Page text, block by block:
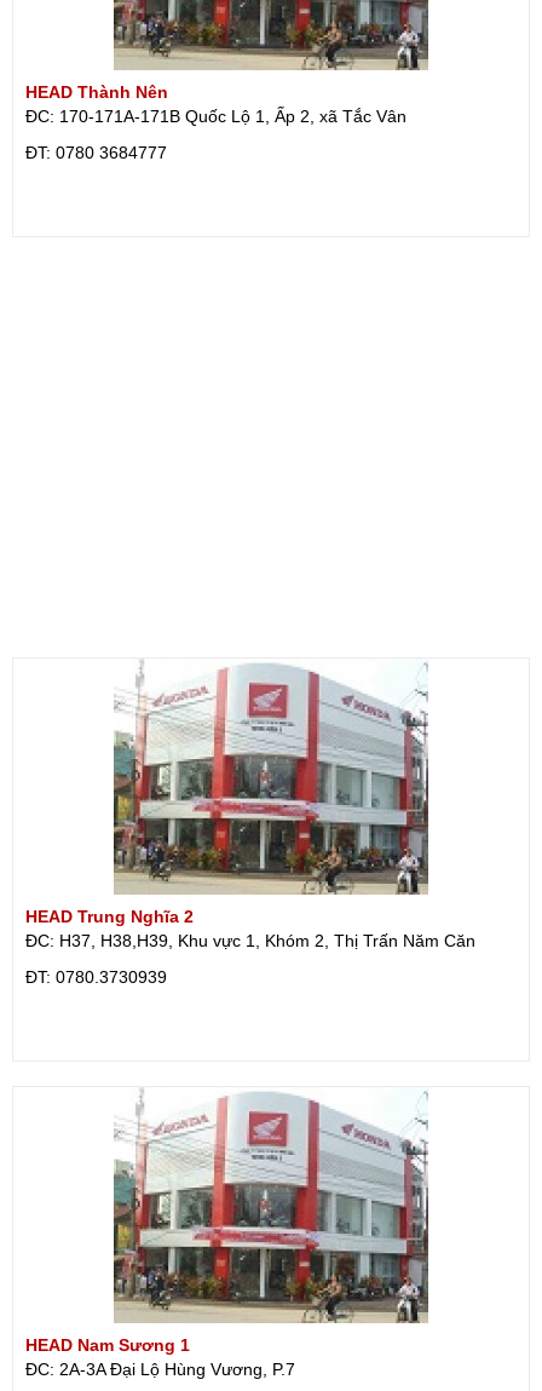
HEAD Thành Nên
ĐC: 170-171A-171B Quốc Lộ 1, Ấp 2, xã Tắc Vân
ÐT: 0780 3684777
HEAD Trung Nghĩa 2
ĐC: H37, H38,H39, Khu vực 1, Khóm 2, Thị Trấn Năm Căn
ÐT: 0780.3730939
HEAD Nam Sương 1
ĐC: 2A-3A Đại Lộ Hùng Vương, P.7